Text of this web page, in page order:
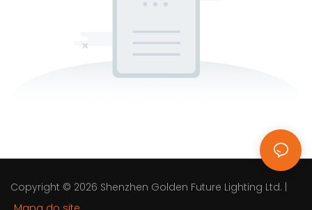
Copyright © 2026 Shenzhen Golden Future Lighting Ltd. |